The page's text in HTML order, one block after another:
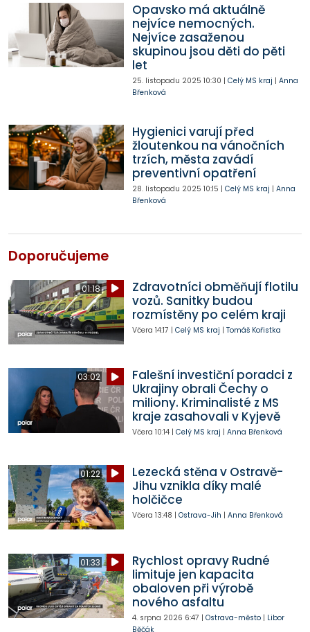
Opavsko má aktuálně
nejvíce nemocných.
Nejvíce zasaženou
skupinou jsou děti do pěti
let
25. listopadu 2025 10:30 | Celý MS kraj | Anna
Břenková
Hygienici varují před
žloutenkou na vánočních
trzích, města zavádí
preventivní opatření
28. listopadu 2025 10:15 | Celý MS kraj | Anna
Břenková
Doporučujeme
01:18
Zdravotníci obměňují flotilu
vozů. Sanitky budou
rozmístěny po celém kraji
Včera 14:17 | Celý MS kraj | Tomáš Kořistka
03:02
Falešní investiční poradci z
Ukrajiny obrali Čechy o
miliony. Kriminalisté z MS
kraje zasahovali v Kyjevě
Včera 10:14| Celý MS kraj | Anna Břenková
01:22
Lezecká stěna v Ostravě-
Jihu vznikla díky malé
holčičce
Včera 13:48 | Ostrava-Jih | Anna Břenková
01:33
Rychlost opravy Rudné
limituje jen kapacita
obaloven při výrobě
nového asfaltu
4. srpna 2026 6:47 | Ostrava-město| Libor
Běčák